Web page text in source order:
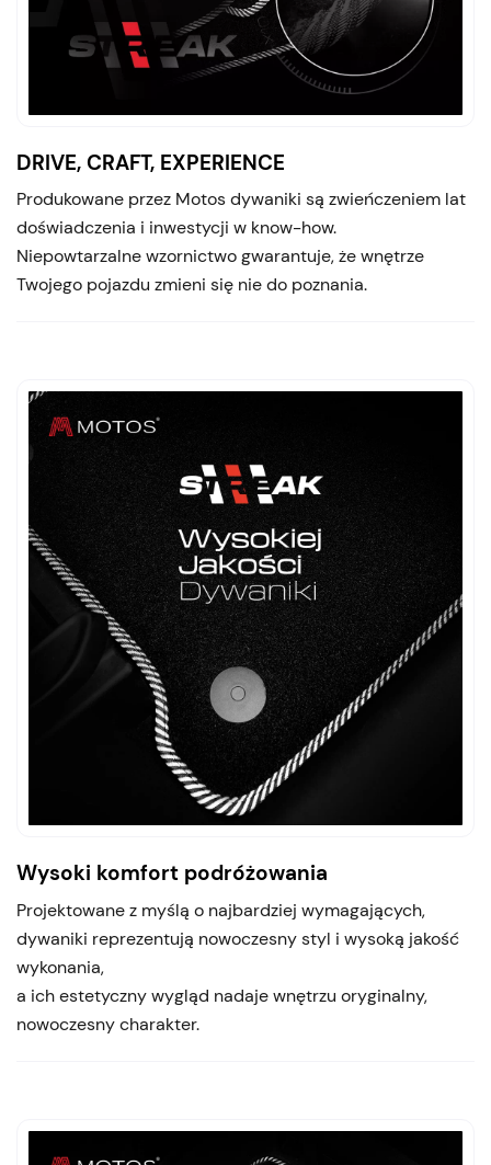
DRIVE, CRAFT, EXPERIENCE
Produkowane przez Motos dywaniki są zwieńczeniem lat
doświadczenia i inwestycji w know-how.
Niepowtarzalne wzornictwo gwarantuje, że wnętrze
Twojego pojazdu zmieni się nie do poznania.
Wysoki komfort podróżowania
Projektowane z myślą o najbardziej wymagających,
dywaniki reprezentują nowoczesny styl i wysoką jakość
wykonania,
a ich estetyczny wygląd nadaje wnętrzu oryginalny,
nowoczesny charakter.